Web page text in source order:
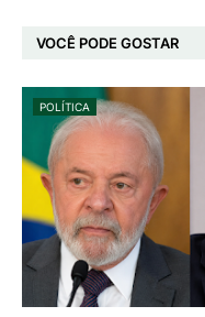
VOCÊ PODE GOSTAR
POLÍTICA